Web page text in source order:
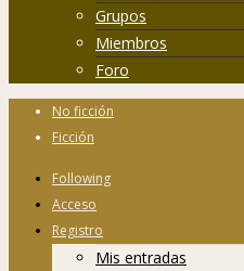
Grupos
Miembros
Foro
No ficción
Ficción
Following
Acceso
Registro
Mis entradas